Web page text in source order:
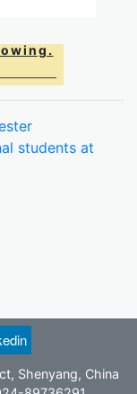
students at
Shenyang, China